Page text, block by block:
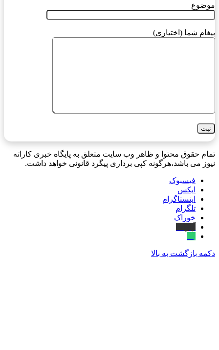
موضوع
پیغام شما (اختیاری)
تمام حقوق محتوا و ظاهر وب سایت متعلق به پایگاه خبری کاراته
نیوز می باشد،هرگونه کپی برداری پیگرد قانونی خواهد داشت.
فیسبوک
ایکس
اینستاگرام
تلگرام
خوراک
دکمه بازگشت به بالا